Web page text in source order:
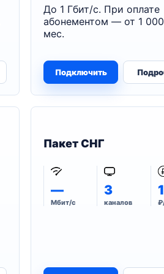
До 1 Гбит/с. При оплате
абонементом — от 1
мес.
Подключить
Пакет СНГ
—
Мбит/с
3
каналов